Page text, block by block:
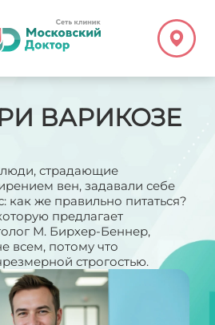
ВАРИКОЗЕ
страдающие
вен, задавали себе
как же правильно питаться?
предлагает
М. Бирхер-Беннер,
всем, потому что
строгостью.